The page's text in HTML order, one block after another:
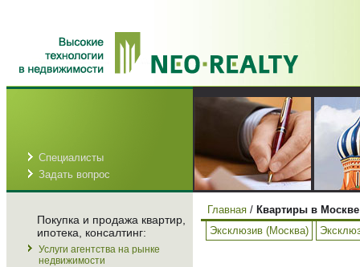
Специалисты
Задать вопрос
Покупка и продажа квартир,
ипотека, консалтинг:
Услуги агентства на рынке
недвижимости
Главная / Квартиры в
Эксклюзив (Москва)